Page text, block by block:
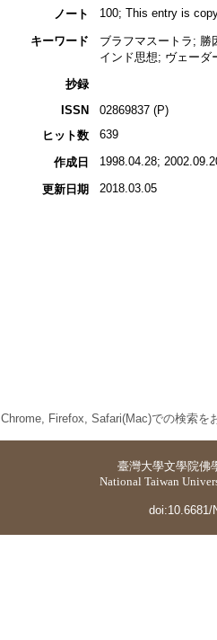
ノート
100; This entry is
キーワード
ブラフマスートラ; 勝
インド思想; ヴェーダ
抄録
ISSN
02869837 (P)
ヒット数
639
作成日 1998.04.28;
更新日期 2018.03.05
Chrome, Firefox, Safari(Mac)での検索を
臺灣大學文學院佛
National Taiwan
doi:10.6681/